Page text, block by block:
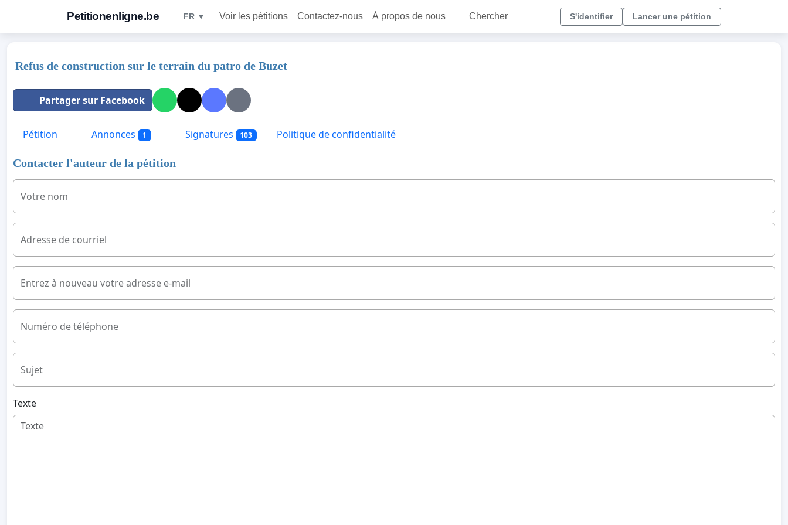
Petitionenligne.be FR ▼ Voir les pétitions Contactez-nous À propos de nous Chercher S'identifier Lancer une pétition
Refus de construction sur le terrain du patro de Buzet
Partager sur Facebook
Pétition Annonces 1 Signatures 103 Politique de confidentialité
Contacter l'auteur de la pétition
Votre nom
Adresse de courriel
Entrez à nouveau votre adresse e-mail
Numéro de téléphone
Sujet
Texte